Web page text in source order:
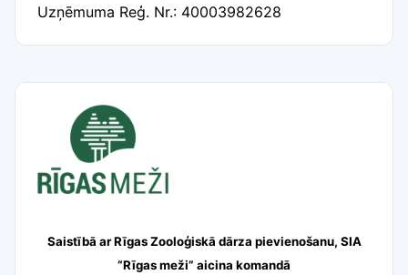
Saistībā ar Rīgas Zooloģiskā dārza pievienošanu, SIA
“Rīgas meži” aicina komandā
Uzņēmuma Reģ. Nr.: 40003982628